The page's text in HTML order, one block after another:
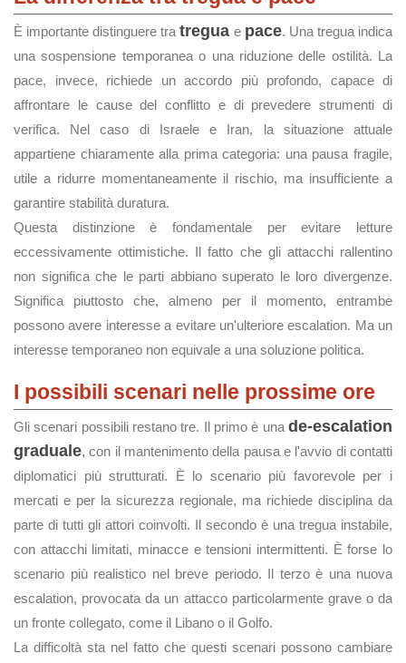
È importante distinguere tratregua e pace. Una tregua indica
una sospensione temporanea o una riduzione delle ostilità. La
pace, invece, richiede un accordo più profondo, capace di
affrontare le cause del conflitto e di prevedere strumenti di
verifica. Nel caso di Israele e Iran, la situazione attuale
appartiene chiaramente alla prima categoria: una pausa fragile,
utile a ridurre momentaneamente il rischio, ma insufficiente a
garantire stabilità duratura.
Questa distinzione è fondamentale per evitare letture
eccessivamente ottimistiche. Il fatto che gli attacchi rallentino
non significa che le parti abbiano superato le loro divergenze.
Significa piuttosto che, almeno per il momento, entrambe
possono avere interesse a evitare un'ulteriore escalation. Ma un
interesse temporaneo non equivale a una soluzione politica.
I possibili scenari nelle prossime ore
Gli scenari possibili restano tre. Il primo è una de-escalation
graduale, con il mantenimento della pausa e l'avvio di contatti
diplomatici più strutturati. È lo scenario più favorevole per i
mercati e per la sicurezza regionale, ma richiede disciplina da
parte di tutti gli attori coinvolti. Il secondo è una tregua instabile,
con attacchi limitati, minacce e tensioni intermittenti. È forse lo
scenario più realistico nel breve periodo. Il terzo è una nuova
escalation, provocata da un attacco particolarmente grave o da
un fronte collegato, come il Libano o il Golfo.
La difficoltà sta nel fatto che questi scenari possono cambiare